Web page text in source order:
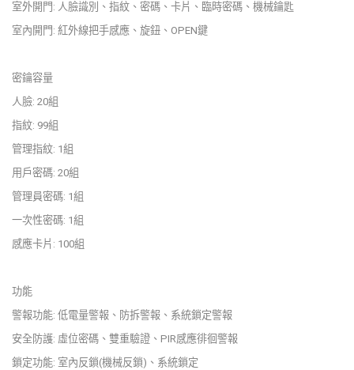
室外開門: 人臉識別、指紋、密碼、卡片、臨時密碼、機械鑰匙
室內開門: 紅外線把手感應、旋鈕、OPEN鍵
密鑰容量
人臉: 20組
指紋: 99組
管理指紋: 1組
用戶密碼: 20組
管理員密碼: 1組
一次性密碼: 1組
感應卡片: 100組
功能
警報功能: 低電量警報、防拆警報、系統鎖定警報
安全防護: 虛位密碼、雙重驗證、PIR感應徘徊警報
鎖定功能: 室內反鎖(機械反鎖)、系統鎖定